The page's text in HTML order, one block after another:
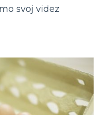
svoj videz